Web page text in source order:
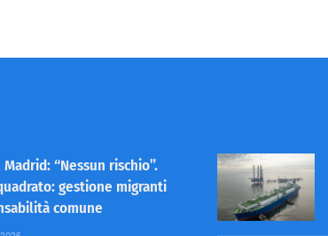
Madrid: “Nessun rischio”.
gestione migranti
comune